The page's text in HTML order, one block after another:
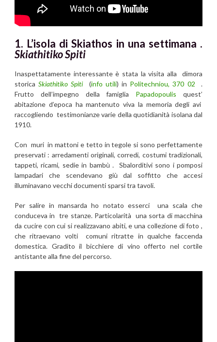
1. L’isola di Skiathos in una settimana .
Skiathitiko Spiti
Inaspettatamente interessante è stata la visita alla dimora
storicaSkiathitiko Spiti (info utili) in Politechniou, 370 02
.
Frutto dell’impegno della famiglia Papadopoulis quest’
abitazione d’epoca ha mantenuto viva la memoria degli avi
raccogliendo testimonianze varie della quotidianità isolana dal
1910.
Con muri in mattoni e tetto in tegole si sono perfettamente
preservati : arredamenti originali, corredi, costumi tradizionali,
tappeti, ricami, sedie in bambù . Sbalorditivi sono i pomposi
lampadari che scendevano giù dal soffitto che accesi
illuminavano vecchi documenti sparsi tra tavoli.
Per salire in mansarda ho notato esserci una scala che
conduceva in tre stanze. Particolarità una sorta di macchina
da cucire con cui si realizzavano abiti, e una collezione di foto ,
che ritraevano volti comuni ritratte in qualche faccenda
domestica. Gradito il bicchiere di vino offerto nel cortile
antistante alla fine del percorso.